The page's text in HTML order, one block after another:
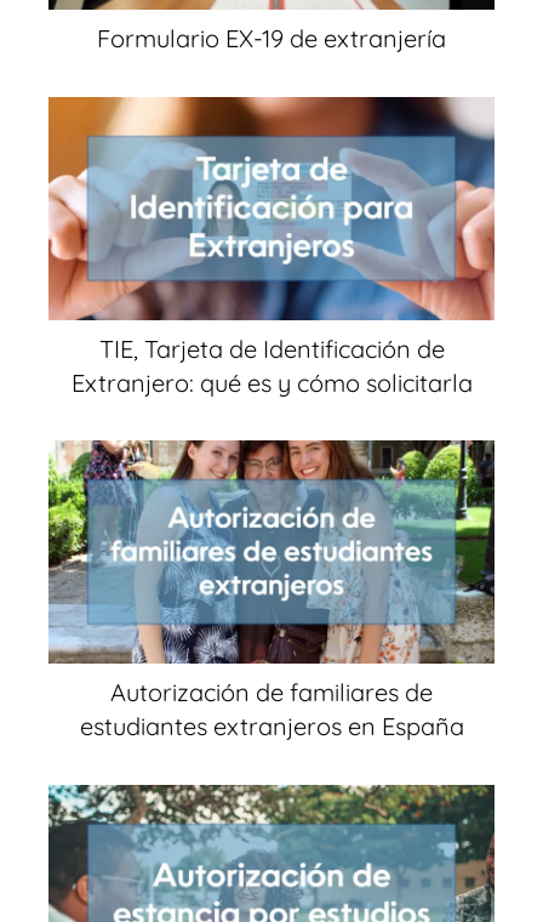
Formulario EX-19 de extranjería
TIE, Tarjeta de Identificación de
Extranjero: qué es y cómo solicitarla
Autorización de familiares de
estudiantes extranjeros en España